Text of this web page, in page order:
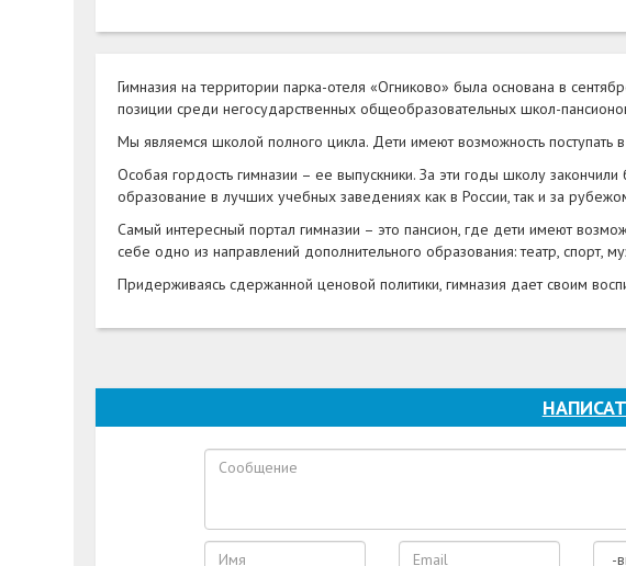
Гимназия на территории парка-отеля «Огниково» была основана в
позиции среди негосударственных общеобразовательных школ-
Мы являемся школой полного цикла. Дети имеют возможность поступать
Особая гордость гимназии – ее выпускники. За эти годы школу
образование в лучших учебных заведениях как в России, так и за
Самый интересный портал гимназии – это пансион, где дети имеют
себе одно из направлений дополнительного образования: театр, спорт,
Придерживаясь сдержанной ценовой политики, гимназия дает своим